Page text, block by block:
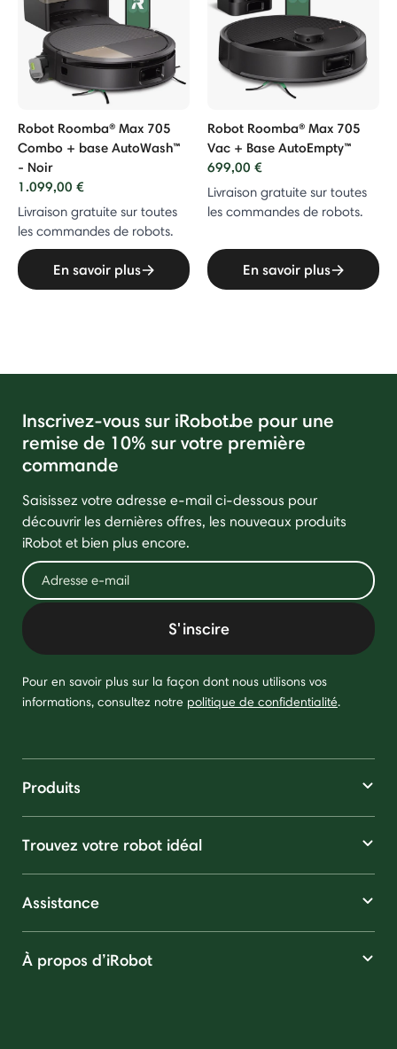
Robot Roomba® Max 705
Combo + base AutoWash™
- Noir
1.099,00 €
Livraison gratuite sur toutes
les commandes de robots.
En savoir plus
Robot Roomba® Max 705
Vac + Base AutoEmpty™
699,00 €
Livraison gratuite sur toutes
les commandes de robots.
En savoir plus
Inscrivez-vous sur iRobot.be pour une
remise de 10% sur votre première
commande
Saisissez votre adresse e-mail ci-dessous pour
découvrir les dernières offres, les nouveaux produits
iRobot et bien plus encore.
S'inscire
Pour en savoir plus sur la façon dont nous utilisons vos
informations, consultez notre politique de confidentialité.
Produits
Trouvez votre robot idéal
Assistance
À propos d’iRobot